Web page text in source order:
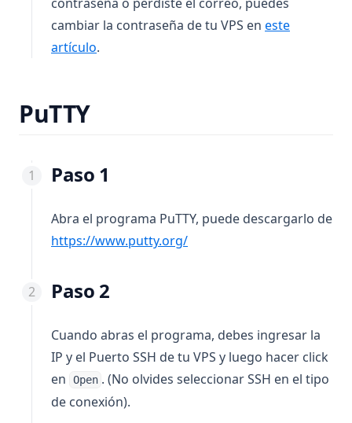
cambiar la contraseña de tu VPS en este
artículo.
PuTTY
Paso 1
Abra el programa PuTTY, puede descargarlo de
https://www.putty.org/(opens in a new tab)
Paso 2
Cuando abras el programa, debes ingresar la
IP y el Puerto SSH de tu VPS y luego hacer click
en
Open . (No olvides seleccionar SSH en el tipo
de conexión).